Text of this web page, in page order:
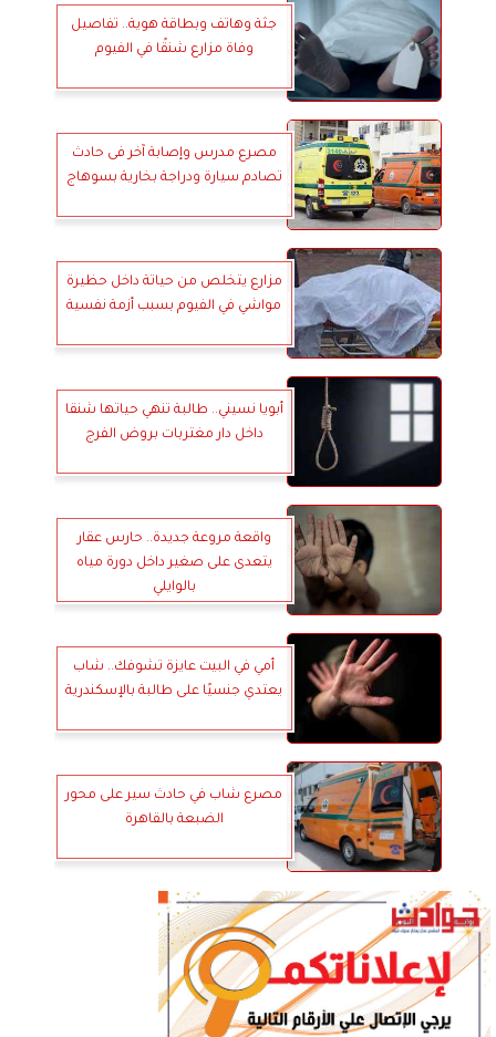
جثة وهاتف وبطاقة هوية.. تفاصيل
وفاة مزارع شنقًا في الفيوم
مصرع مدرس وإصابة آخر فى حادث
تصادم سيارة ودراجة بخارية بسوهاج
مزارع يتخلص من حياتة داخل حظيرة
مواشي في الفيوم بسبب أزمة نفسية
أبويا نسيني.. طالبة تنهي حياتها شنقا
داخل دار مغتربات بروض الفرج
واقعة مروعة جديدة.. حارس عقار
يتعدى على صغير داخل دورة مياه
بالوايلي
أمي في البيت عايزة تشوفك.. شاب
يعتدي جنسيًا على طالبة بالإسكندرية
مصرع شاب في حادث سير على محور
الضبعة بالقاهرة